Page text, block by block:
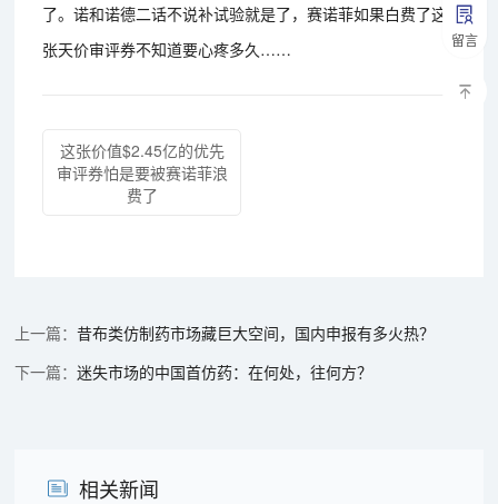
留言
了。诺和诺德二话不说补试验就是了，赛诺菲如果白费了这
张天价审评券不知道要心疼多久……
这张价值$2.45亿的优先
审评券怕是要被赛诺菲浪
费了
昔布类仿制药市场藏巨大空间，国内申报有多火热？
迷失市场的中国首仿药：在何处，往何方？
相关新闻